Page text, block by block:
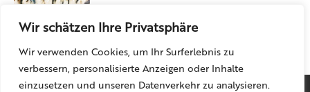
Wir schätzen Ihre Privatsphäre
Wir verwenden Cookies, um Ihr Surferlebnis zu
verbessern, personalisierte Anzeigen oder Inhalte
einzusetzen und unseren Datenverkehr zu analysieren.